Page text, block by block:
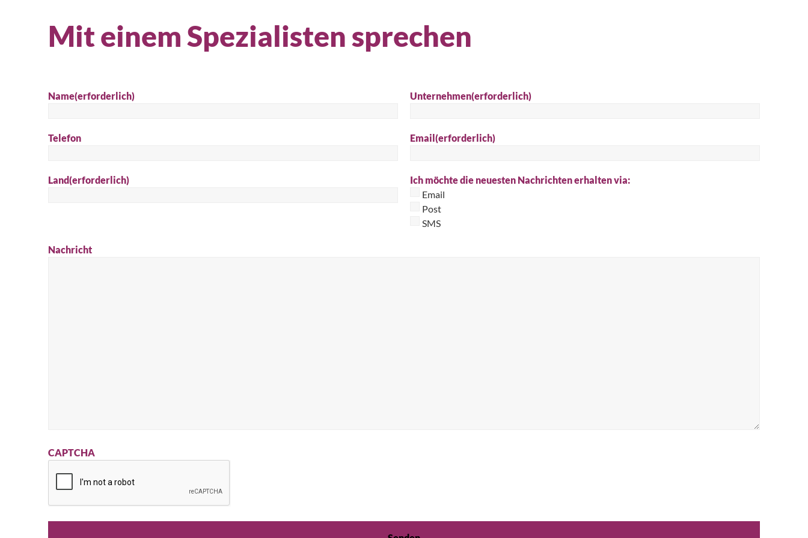
Mit einem Spezialisten sprechen
Name(erforderlich) Unternehmen(erforderlich)
Telefon Email(erforderlich)
Land(erforderlich)
Ich möchte die neuesten Nachrichten erhalten via:
Email
Post
SMS
Nachricht
CAPTCHA